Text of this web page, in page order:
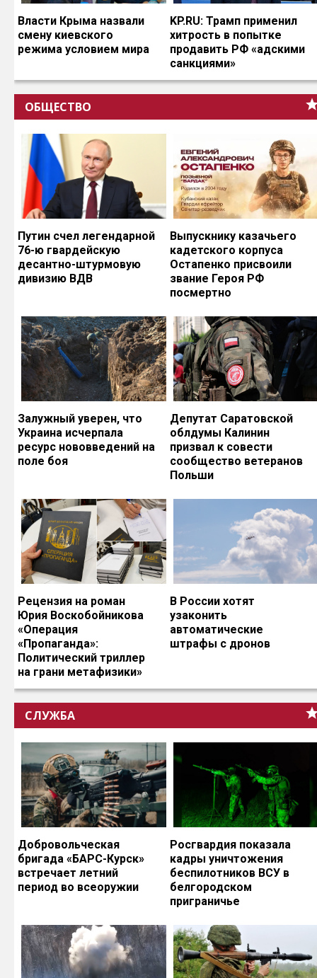
Власти Крыма назвали
смену киевского
режима условием мира
KP.RU: Трамп применил
хитрость в попытке
продавить РФ «адскими
санкциями»
ОБЩЕСТВО
Путин счел легендарной
76-ю гвардейскую
десантно-штурмовую
дивизию ВДВ
Выпускнику казачьего
кадетского корпуса
Остапенко присвоили
звание Героя РФ
посмертно
Залужный уверен, что
Украина исчерпала
ресурс нововведений на
поле боя
Депутат Саратовской
облдумы Калинин
призвал к совести
сообщество ветеранов
Польши
Рецензия на роман
Юрия Воскобойникова
«Операция
«Пропаганда»:
Политический триллер
на грани метафизики»
В России хотят
узаконить
автоматические
штрафы с дронов
СЛУЖБА
Добровольческая
бригада «БАРС-Курск»
встречает летний
период во всеоружии
Росгвардия показала
кадры уничтожения
беспилотников ВСУ в
белгородском
приграничье